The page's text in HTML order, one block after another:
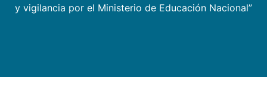
y vigilancia por el Ministerio de Educación Nacional”